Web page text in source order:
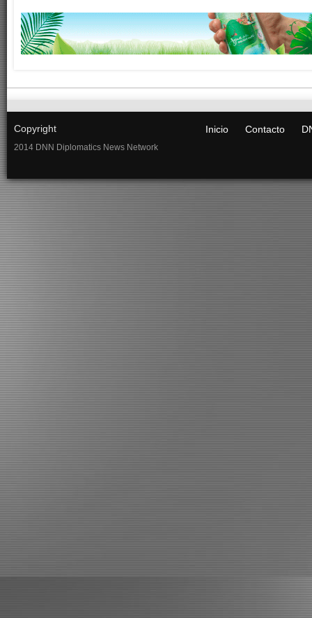
Copyright
2014 DNN Diplomatics News Network
Inicio Contacto